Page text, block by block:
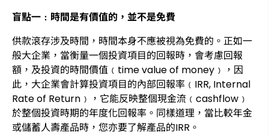
盲點一﹕時間是有價值的，並不是免費
供款滾存涉及時間，時間本身不應被視為免費的。正如一
般大企業，當衡量一個投資項目的回報時，會考慮回報
額，及投資的時間價值﹙time value of money﹚，因
此，大企業會計算投資項目的內部回報率﹙IRR, Internal
Rate of Return﹚，它能反映整個現金流﹙cashflow﹚
於整個投資時期的年度化回報率。同樣道理，當比較年金
或儲蓄人壽產品時，您亦要了解產品的IRR。